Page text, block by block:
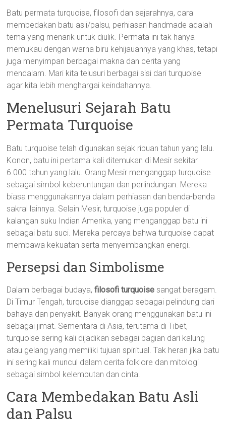
Batu permata turquoise, filosofi dan sejarahnya, cara
membedakan batu asli/palsu, perhiasan handmade adalah
tema yang menarik untuk diulik. Permata ini tak hanya
memukau dengan warna biru kehijauannya yang khas, tetapi
juga menyimpan berbagai makna dan cerita yang
mendalam. Mari kita telusuri berbagai sisi dari turquoise
agar kita lebih menghargai keindahannya.
Menelusuri Sejarah Batu
Permata Turquoise
Batu turquoise telah digunakan sejak ribuan tahun yang lalu.
Konon, batu ini pertama kali ditemukan di Mesir sekitar
6.000 tahun yang lalu. Orang Mesir menganggap turquoise
sebagai simbol keberuntungan dan perlindungan. Mereka
biasa menggunakannya dalam perhiasan dan benda-benda
sakral lainnya. Selain Mesir, turquoise juga populer di
kalangan suku Indian Amerika, yang menganggap batu ini
sebagai batu suci. Mereka percaya bahwa turquoise dapat
membawa kekuatan serta menyeimbangkan energi.
Persepsi dan Simbolisme
Dalam berbagai budaya,filosofi turquoise sangat beragam.
Di Timur Tengah, turquoise dianggap sebagai pelindung dari
bahaya dan penyakit. Banyak orang menggunakan batu ini
sebagai jimat. Sementara di Asia, terutama di Tibet,
turquoise sering kali dijadikan sebagai bagian dari kalung
atau gelang yang memiliki tujuan spiritual. Tak heran jika batu
ini sering kali muncul dalam cerita folklore dan mitologi
sebagai simbol kelembutan dan cinta.
Cara Membedakan Batu Asli
dan Palsu